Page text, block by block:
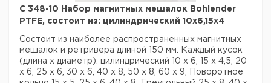
C 348-10 Набор магнитных мешалок Bohlender
PTFE, состоит из: цилиндрический 10x6,15x4
Состоит из наиболее распространенных магнитных
мешалок и ретривера длиной 150 мм. Каждый кусок
(длина х диаметр): цилиндрический 10 х 6, 15 х 4,5, 20
х 6, 25 х 6, 30 х 6, 40 х 8, 50 х 8, 60 х 9; Поворотное